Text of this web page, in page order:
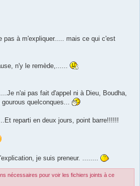
pas à m'expliquer..... mais ce qui c'est
n'y le remède,......
n'ai pas fait d'appel ni à Dieu, Boudha,
quelconques...
reparti en deux jours, point barre!!!!!!
je suis preneur. ........
nécessaires pour voir les fichiers joints à ce